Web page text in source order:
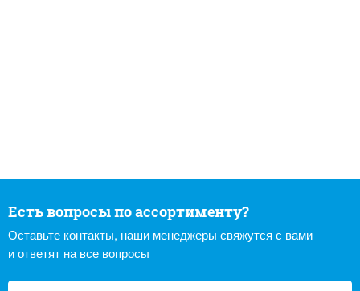
Есть вопросы по ассортименту?
Оставьте контакты, наши менеджеры свяжутся с вами
и ответят на все вопросы